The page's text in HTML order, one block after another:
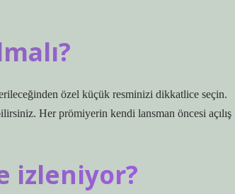
özel küçük resminizi dikkatlice seçin.
Her prömiyerin kendi lansman öncesi açılış
izleniyor?